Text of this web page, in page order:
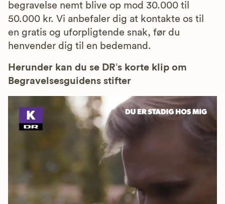
begravelse nemt blive op mod 30.000 til
50.000 kr. Vi anbefaler dig at kontakte os til
en gratis og uforpligtende snak, før du
henvender dig til en bedemand.
Herunder kan du se DR’s korte klip om
Begravelsesguidens stifter